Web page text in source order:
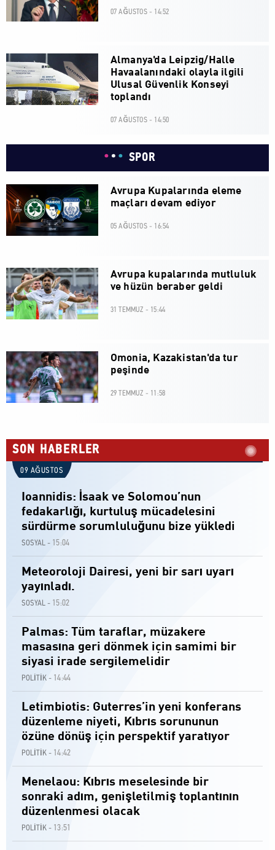
07 AĞUSTOS - 14:52
Almanya'da Leipzig/Halle
Havaalanındaki olayla ilgili
Ulusal Güvenlik Konseyi
toplandı
07 AĞUSTOS - 14:50
SPOR
Avrupa Kupalarında eleme
maçları devam ediyor
05 AĞUSTOS - 16:54
Avrupa kupalarında mutluluk
ve hüzün beraber geldi
31 TEMMUZ - 15:44
Omonia, Kazakistan'da tur
peşinde
29 TEMMUZ - 11:58
SON HABERLER
09 AĞUSTOS
Ioannidis: İsaak ve Solomou’nun
fedakarlığı, kurtuluş mücadelesini
sürdürme sorumluluğunu bize yükledi
SOSYAL - 15:04
Meteoroloji Dairesi, yeni bir sarı uyarı
yayınladı.
SOSYAL - 15:02
Palmas: Tüm taraflar, müzakere
masasına geri dönmek için samimi bir
siyasi irade sergilemelidir
POLİTİK - 14:44
Letimbiotis: Guterres’in yeni konferans
düzenleme niyeti, Kıbrıs sorununun
özüne dönüş için perspektif yaratıyor
POLİTİK - 14:42
Menelaou: Kıbrıs meselesinde bir
sonraki adım, genişletilmiş toplantının
düzenlenmesi olacak
POLİTİK - 13:51